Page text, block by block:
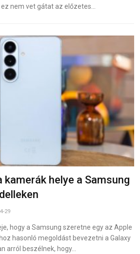
nem vet gátat az előzetes…
helye a Samsung
29
hogy a Samsung szeretne egy az Apple
hasonló megoldást bevezetni a Galaxy
arról beszélnek, hogy…